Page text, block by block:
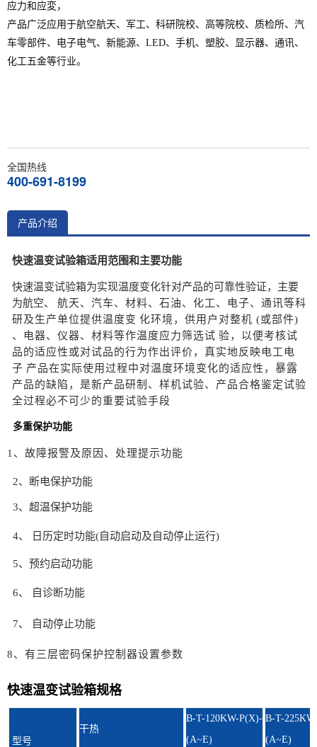
应力和应変，
产品广泛应用于航空航天、军工、科研院校、高等院校、质检所、汽
车零部件、电子电气、新能源、LED、手机、塑胶、显示器、通讯、
化工五金等行业。
全国热线
400-691-8199
产品介绍
快速温变试验箱适用范围和主要功能
快速温变试验箱为实现温度变化针对产品的可靠性验证，主要
为航空、
航天、 汽车、材料、石油、化工、电子、通讯等科
研及生产单位提供温度变 化环境，供用户对整机 (或部件)
、电器、仪器、材料等作温度应力筛选试 验， 以便考核试
品的适应性或对试品的行为作出评价，真实地反映电工电
子 产品在实际使用过程中对温度环境变化的适应性，暴露
产品的缺陷，是新产品研制 、样机试验、产品合格鉴定试验
全过程必不可少的重要试验手段
多重保护功能
1、故障报警及原因、处理提示功能
2、断电保护功能
3、超温保护功能
4、 日历定时功能(自动启动及自动停止运行)
5、预约启动功能
6、 自诊断功能
7、 自动停止功能
8、有三层密码保护控制器设置参数
快速温变试验箱规格
型号
干热
B-T-120KW-P(X)-
(A~E)
B-T-
(A~E)